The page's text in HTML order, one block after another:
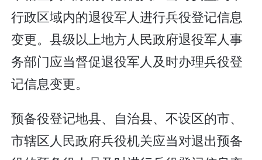
行政区域内的退役军人进行兵役登记信息
变更。县级以上地方人民政府退役军人事
务部门应当督促退役军人及时办理兵役登
记信息变更。
预备役登记地县、自治县、不设区的市、
市辖区人民政府兵役机关应当对退出预备